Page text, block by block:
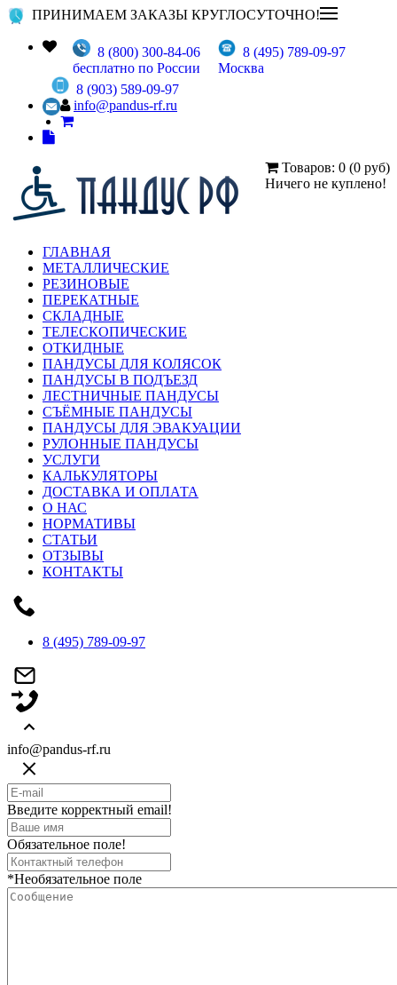
ПРИНИМАЕМ ЗАКАЗЫ КРУГЛОСУТОЧНО!
8 (800) 300-84-06
бесплатно по России
8 (495) 789-09-97
Москва
8 (903) 589-09-97
info@pandus-rf.ru
Товаров: 0 (0 руб)
Ничего не куплено!
ГЛАВНАЯ
МЕТАЛЛИЧЕСКИЕ
РЕЗИНОВЫЕ
ПЕРЕКАТНЫЕ
СКЛАДНЫЕ
ТЕЛЕСКОПИЧЕСКИЕ
ОТКИДНЫЕ
ПАНДУСЫ ДЛЯ КОЛЯСОК
ПАНДУСЫ В ПОДЪЕЗД
ЛЕСТНИЧНЫЕ ПАНДУСЫ
СЪЁМНЫЕ ПАНДУСЫ
ПАНДУСЫ ДЛЯ ЭВАКУАЦИИ
РУЛОННЫЕ ПАНДУСЫ
УСЛУГИ
КАЛЬКУЛЯТОРЫ
ДОСТАВКА И ОПЛАТА
О НАС
НОРМАТИВЫ
СТАТЬИ
ОТЗЫВЫ
КОНТАКТЫ
8 (495) 789-09-97
info@pandus-rf.ru
Введите корректный email!
Обязательное поле!
*Необязательное поле